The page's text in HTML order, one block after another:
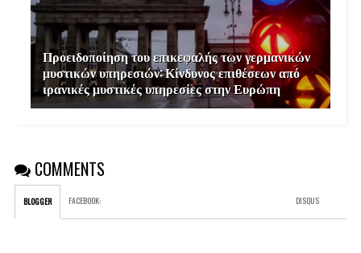
Προειδοποίηση του επικεφαλής των γερμανικών
μυστικών υπηρεσιών: Κίνδυνος επιθέσεων από
ιρανικές μυστικές υπηρεσίες στην Ευρώπη
COMMENTS
BLOGGER FACEBOOK: DISQUS